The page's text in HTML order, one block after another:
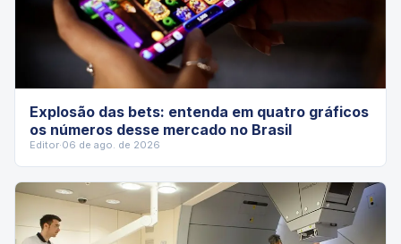
Explosão das bets: entenda em quatro gráficos
os números desse mercado no Brasil
Editor·06 de ago. de 2026